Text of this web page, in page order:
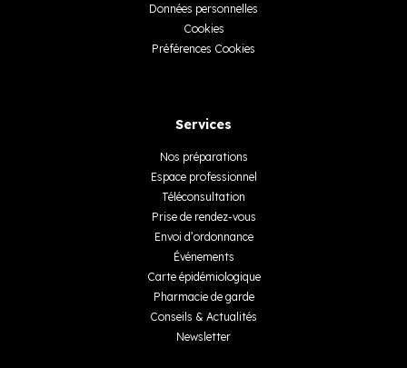
Données personnelles
Cookies
Préférences Cookies
Services
Nos préparations
Espace professionnel
Téléconsultation
Prise de rendez-vous
Envoi d’ordonnance
Événements
Carte épidémiologique
Pharmacie de garde
Conseils & Actualités
Newsletter